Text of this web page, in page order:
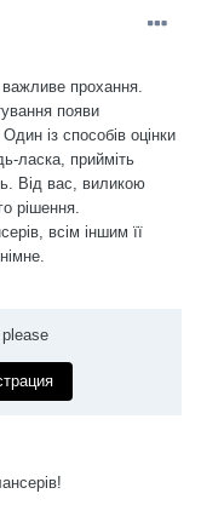
прохання.
появи
із способів оцінки
ласка, прийміть
Від вас, виликою
рішення.
всім іншим її